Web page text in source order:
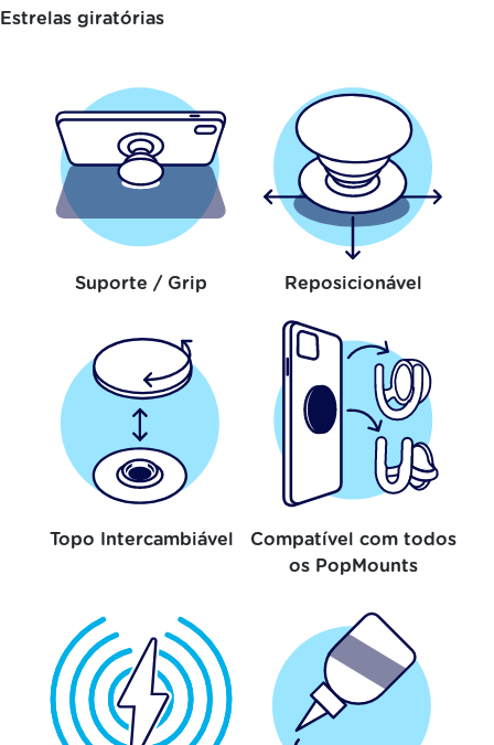
Estrelas giratórias
Suporte / Grip Reposicionável
Topo Intercambiável
Compatível com todos
os PopMounts